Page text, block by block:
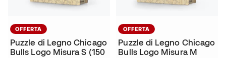
OFFERTA
Puzzle di Legno Chicago
Bulls Logo Misura S (150
OFFERTA
Puzzle di Legno Chicago
Bulls Logo Misura M